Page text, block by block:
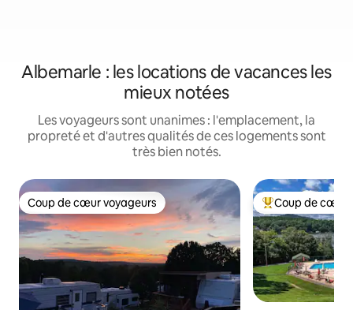
Albemarle : les locations de vacances les
mieux notées
Les voyageurs sont unanimes : l'emplacement, la
propreté et d'autres qualités de ces logements sont
très bien notés.
Coup de cœur voyageurs
Coup de cœur voyageurs Coup de cœur
Coup de cœur